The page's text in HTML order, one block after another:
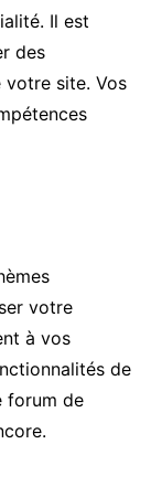
Il est
des
votre site. Vos
votre
à vos
de
forum de